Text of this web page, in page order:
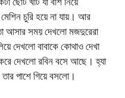
চুরি হয়ে না যায়। আর
আসার সময় দেখলো মজদুরেরা
দেখলো বাবাকে কোথাও দেখা
করে দেখলো রবিন বসে আছে। হ্যা
পাশে গিয়ে বসলো।